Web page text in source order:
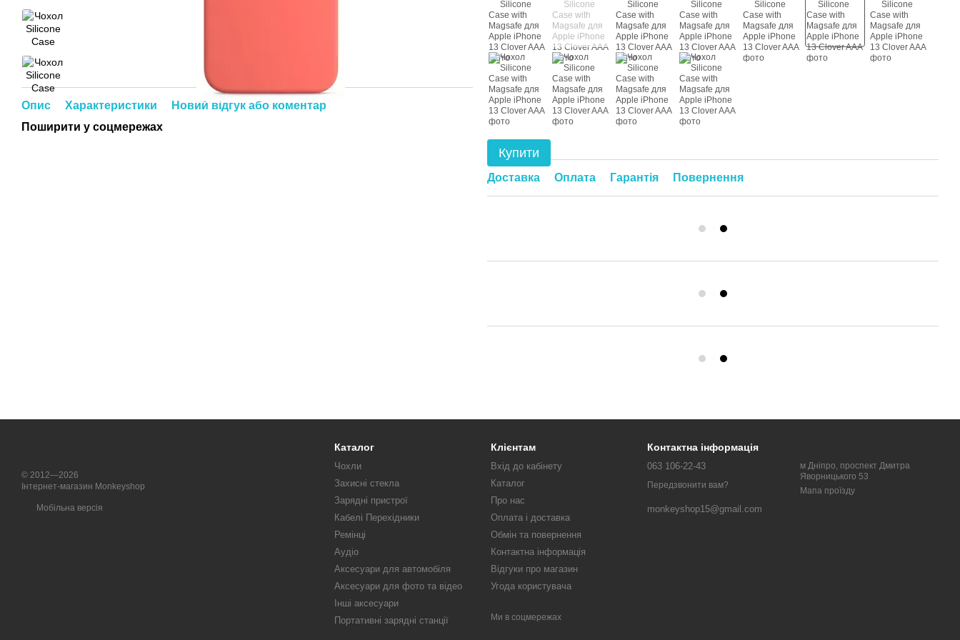
Опис Характеристики
Новий відгук або коментар
Поширити у соцмережах
Купити
Доставка Оплата Гарантія Повернення
© 2012—2026
Інтернет-магазин Monkeyshop
Мобільна версія
Каталог
Чохли
Захисні стекла
Зарядні пристрої
Кабелі Перехідники
Ремінці
Аудіо
Аксесуари для автомобіля
Аксесуари для фото та відео
Інші аксесуари
Портативні зарядні станції
Клієнтам
Вхід до кабінету
Каталог
Про нас
Оплата і доставка
Обмін та повернення
Контактна інформація
Відгуки про магазин
Угода користувача
Ми в соцмережах
Контактна інформація
063 106-22-43
Передзвонити вам?
monkeyshop15@gmail.com
м Дніпро, проспект Дмитра
Яворницького 53
Мапа проїзду